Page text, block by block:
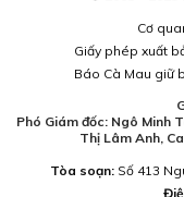
Cơ
Giấy phép xuất
Báo Cà Mau giữ
Phó Giám đốc: Ngô Minh
Thị Lâm Anh,
Tòa soạn:Số 413